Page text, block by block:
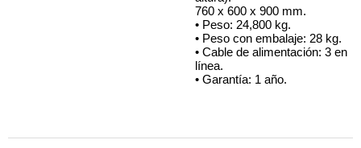
760 x 600 x 900 mm.
• Peso: 24,800 kg.
• Peso con embalaje: 28 kg.
• Cable de alimentación: 3 en
línea.
• Garantía: 1 año.